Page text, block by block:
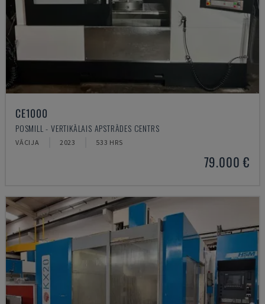
CE1000
POSMILL - VERTIKĀLAIS APSTRĀDES CENTRS
VĀCIJA 2023 533 HRS
79.000 €